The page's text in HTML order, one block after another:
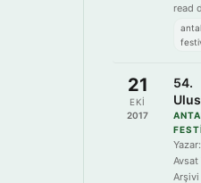
read
21
EKI
2017
54.
Avsat
Arşivi